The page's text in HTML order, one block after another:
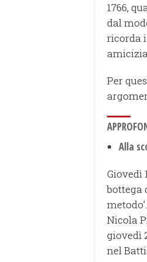
1766,
dal
ricorda
Per
Alla
Giovedì
bottega
Nicola
giovedì
nel